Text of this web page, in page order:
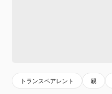
トランスペアレント 親